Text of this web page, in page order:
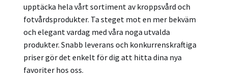
upptäcka hela vårt sortiment av kroppsvård och
fotvårdsprodukter. Ta steget mot en mer bekväm
och elegant vardag med våra noga utvalda
produkter. Snabb leverans och konkurrenskraftiga
priser gör det enkelt för dig att hitta dina nya
favoriter hos oss.